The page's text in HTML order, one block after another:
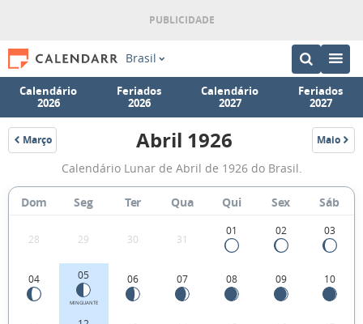
Brasil
Calendário
2026
Feriados
2026
Calendário
2027
Feriados
2027
Março
1926
Fases
da
Lua
1926
Abril 1926 Maio
1926
Calendário Lunar de Abril de 1926 do Brasil.
Dom Seg Ter Qua Qui Sex Sáb
28 29 30 31
01 02 03
04 05
MINGUANTE
06 07 08 09 10